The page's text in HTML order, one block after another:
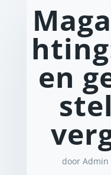
en
door Admin